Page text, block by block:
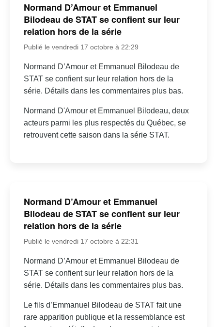
Normand D’Amour et Emmanuel
Bilodeau de STAT se confient sur leur
relation hors de la série
Publié le vendredi 17 octobre à 22:29
Normand D’Amour et Emmanuel Bilodeau de
STAT se confient sur leur relation hors de la
série. Détails dans les commentaires plus bas.
Normand D'Amour et Emmanuel Bilodeau, deux
acteurs parmi les plus respectés du Québec, se
retrouvent cette saison dans la série STAT.
Normand D’Amour et Emmanuel
Bilodeau de STAT se confient sur leur
relation hors de la série
Publié le vendredi 17 octobre à 22:31
Normand D’Amour et Emmanuel Bilodeau de
STAT se confient sur leur relation hors de la
série. Détails dans les commentaires plus bas.
Le fils d’Emmanuel Bilodeau de STAT fait une
rare apparition publique et la ressemblance est